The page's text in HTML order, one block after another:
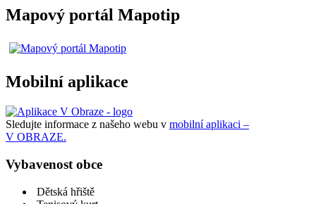
Mapový portál Mapotip
Mobilní aplikace
Sledujte informace z našeho webu v mobilní aplikaci –
V OBRAZE.
Vybavenost obce
Dětská hřiště